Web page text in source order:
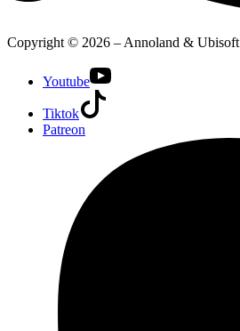
Copyright © 2026 – Annoland & Ubisoft
Youtube
Tiktok
Patreon